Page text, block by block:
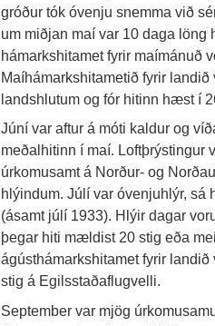
gróður tók óvenju snemma við
um miðjan maí var 10 daga
hámarkshitamet fyrir maímánuð
Maíhámarkshitametið fyrir
landshlutum og fór hitinn hæst í
Júní var aftur á móti kaldur og
meðalhitinn í maí. Loftþrýstingur
úrkomusamt á Norður- og
hlýindum. Júlí var óvenjuhlýr,
(ásamt júlí 1933). Hlýir dagar
þegar hiti mældist 20 stig eða
ágústhámarkshitamet fyrir
stig á Egilsstaðaflugvelli.
September var mjög